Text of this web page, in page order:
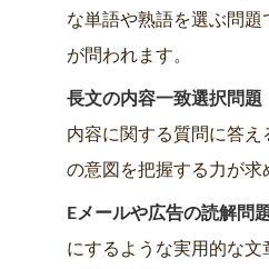
な単語や熟語を選ぶ問
が問われます。
長文の内容一致選択問題
内容に関する質問に答
の意図を把握する力が求
Eメールや広告の読解問
にするような実用的な